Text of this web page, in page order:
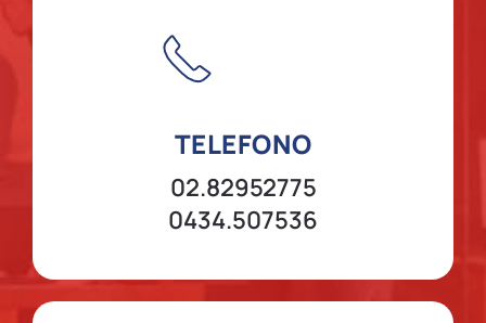
TELEFONO
02.82952775
0434.507536